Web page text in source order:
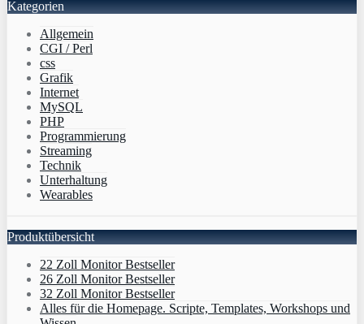
Kategorien
Allgemein
CGI / Perl
css
Grafik
Internet
MySQL
PHP
Programmierung
Streaming
Technik
Unterhaltung
Wearables
Produktübersicht
22 Zoll Monitor Bestseller
26 Zoll Monitor Bestseller
32 Zoll Monitor Bestseller
Alles für die Homepage. Scripte, Templates, Workshops und